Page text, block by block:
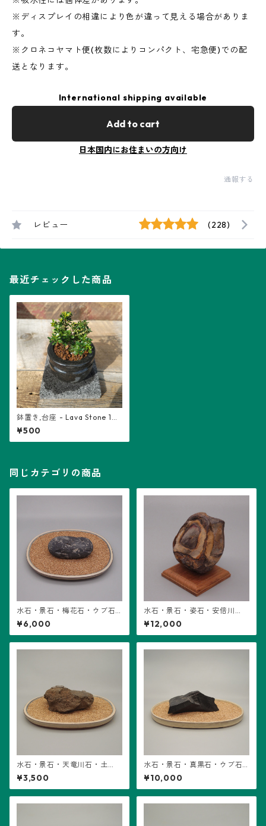
※ディスプレイの相違により色が違って見える場合がありま
す。
※クロネコヤマト便(枚数によりコンパクト、宅急便)での配
送となります。
International shipping available
Add to cart
日本国内にお住まいの方向け
通報する
レビュー (228)
最近チェックした商品
鉢置き,台座 - Lava Stone 10
0mm角／1枚
¥500
同じカテゴリの商品
水石・景石・梅花石・ウブ石
(B16) ※石のみ販売
¥6,000
水石・景石・姿石・安倍川
石・鉄岩石・ウブ石 (B17) ※石
＋台座
¥12,000
水石・景石・天竜川石・土
坡・ウブ石 (B14) ※石のみ販
売
¥3,500
水石・景石・真黒石・ウブ石
(B15) ※石のみ販売
¥10,000